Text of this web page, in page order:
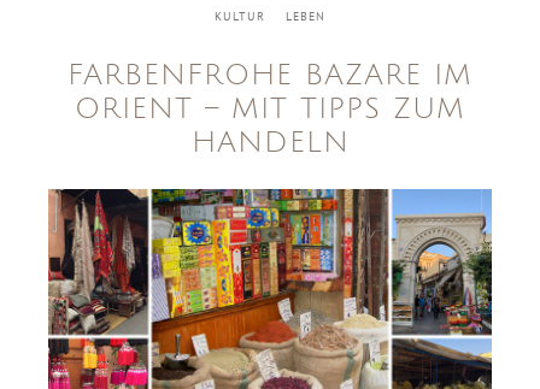
KULTUR LEBEN
FARBENFROHE BAZARE IM
ORIENT – MIT TIPPS ZUM
HANDELN